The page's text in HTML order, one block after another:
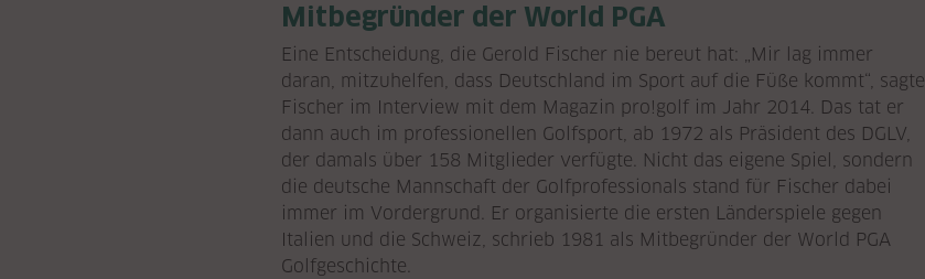
Mitbegründer der World PGA
Eine Entscheidung, die Gerold Fischer nie bereut hat: „Mir lag immer
daran, mitzuhelfen, dass Deutschland im Sport auf die Füße kommt“, sagte
Fischer im Interview mit dem Magazin pro!golf im Jahr 2014. Das tat er
dann auch im professionellen Golfsport, ab 1972 als Präsident des DGLV,
der damals über 158 Mitglieder verfügte. Nicht das eigene Spiel, sondern
die deutsche Mannschaft der Golfprofessionals stand für Fischer dabei
immer im Vordergrund. Er organisierte die ersten Länderspiele gegen
Italien und die Schweiz, schrieb 1981 als Mitbegründer der World PGA
Golfgeschichte.